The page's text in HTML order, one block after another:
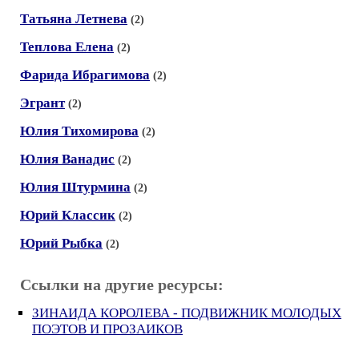
Татьяна Летнева (2)
Теплова Елена (2)
Фарида Ибрагимова (2)
Эгрант (2)
Юлия Тихомирова (2)
Юлия Ванадис (2)
Юлия Штурмина (2)
Юрий Классик (2)
Юрий Рыбка (2)
Ссылки на другие ресурсы:
ЗИНАИДА КОРОЛЕВА - ПОДВИЖНИК МОЛОДЫХ
ПОЭТОВ И ПРОЗАИКОВ